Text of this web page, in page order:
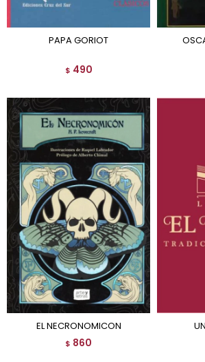
PAPA GORIOT
$ 490
OSCAR WILDE - OBRA
EL NECRONOMICON
$ 860